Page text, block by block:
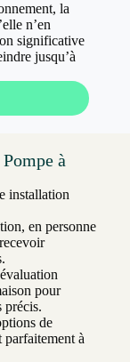
la
n’en
significative
jusqu’à
à
installation
en personne
pour
précis.
de
parfaitement à